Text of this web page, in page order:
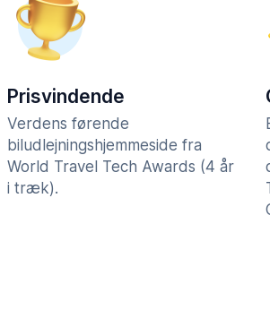
Prisvindende
Verdens førende
biludlejningshjemmeside fra
World Travel Tech Awards (4 år
i træk).